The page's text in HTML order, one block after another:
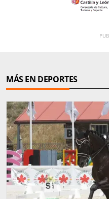
MÁS EN DEPORTES